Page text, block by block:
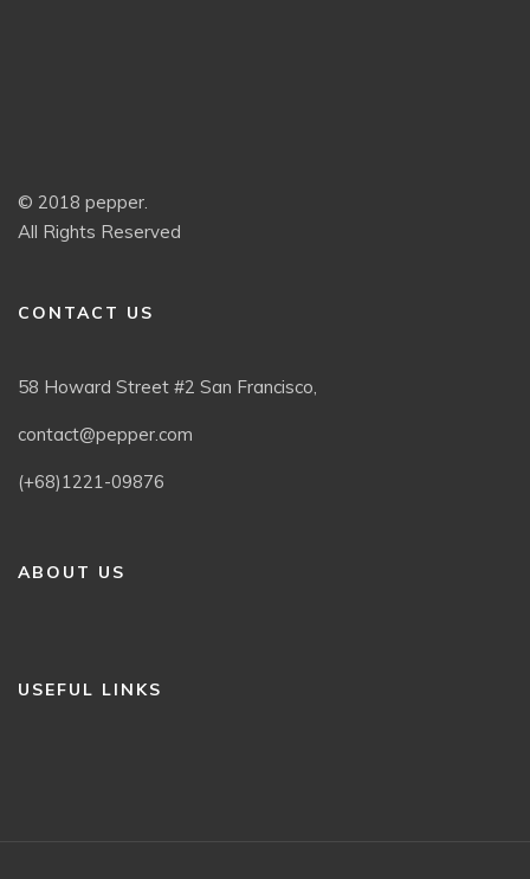
© 2018 pepper.
All Rights Reserved
CONTACT US
58 Howard Street #2 San Francisco,
contact@pepper.com
(+68)1221-09876
ABOUT US
USEFUL LINKS